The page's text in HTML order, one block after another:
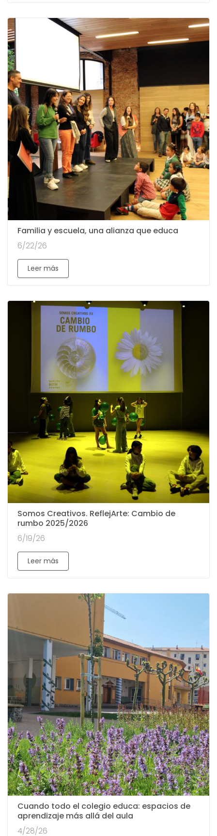
Familia y escuela, una alianza que educa
6/22/26
Leer más
Somos Creativos. ReflejArte: Cambio de
rumbo 2025/2026
6/19/26
Leer más
Cuando todo el colegio educa: espacios de
aprendizaje más allá del aula
4/28/26